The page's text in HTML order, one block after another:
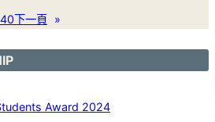
40下一頁 »
Award 2024